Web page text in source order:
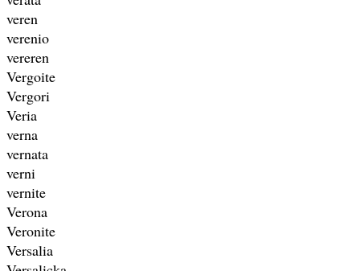
veren
verenio
vereren
Vergoite
Vergori
Veria
verna
vernata
verni
vernite
Verona
Veronite
Versalia